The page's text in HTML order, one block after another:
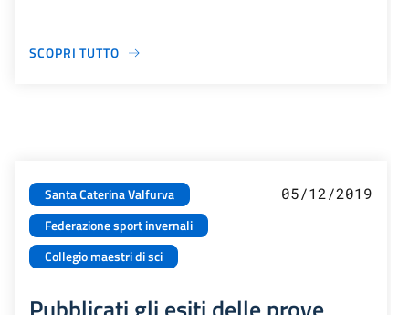
SCOPRI TUTTO
Santa Caterina Valfurva
Federazione sport invernali
Collegio maestri di sci
05/12/2019